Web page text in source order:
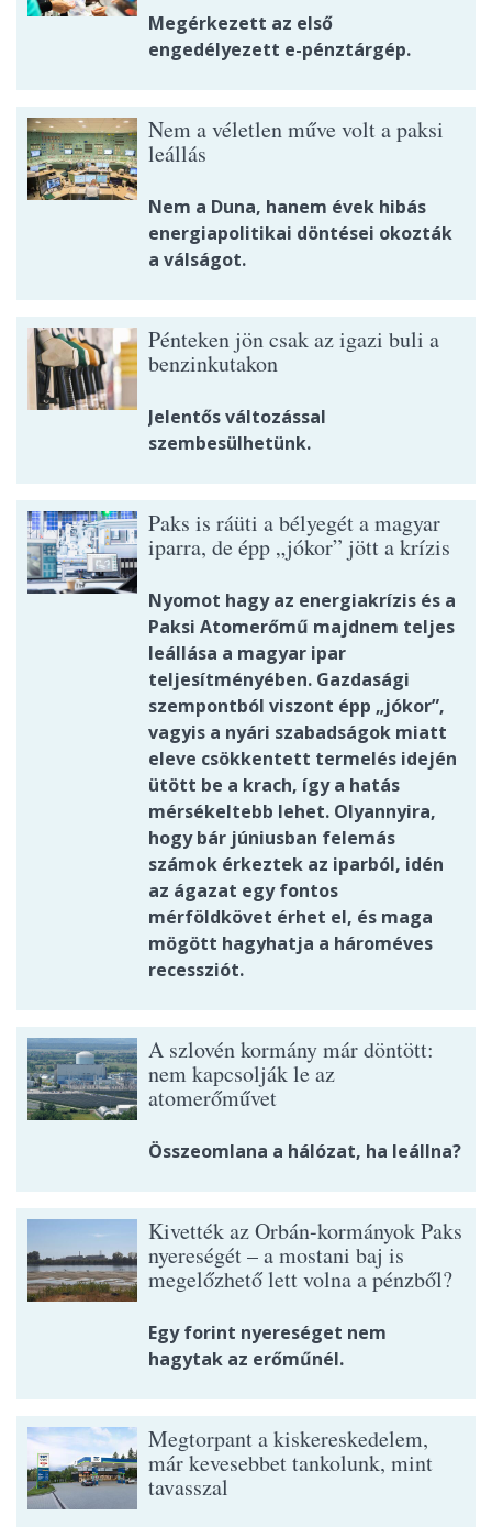
Megérkezett az első
engedélyezett e-pénztárgép.
Nem a véletlen műve volt a paksi
leállás
Nem a Duna, hanem évek hibás
energiapolitikai döntései okozták
a válságot.
Pénteken jön csak az igazi buli a
benzinkutakon
Jelentős változással
szembesülhetünk.
Paks is ráüti a bélyegét a magyar
iparra, de épp „jókor” jött a krízis
Nyomot hagy az energiakrízis és a
Paksi Atomerőmű majdnem teljes
leállása a magyar ipar
teljesítményében. Gazdasági
szempontból viszont épp „jókor”,
vagyis a nyári szabadságok miatt
eleve csökkentett termelés idején
ütött be a krach, így a hatás
mérsékeltebb lehet. Olyannyira,
hogy bár júniusban felemás
számok érkeztek az iparból, idén
az ágazat egy fontos
mérföldkövet érhet el, és maga
mögött hagyhatja a hároméves
recessziót.
A szlovén kormány már döntött:
nem kapcsolják le az
atomerőművet
Összeomlana a hálózat, ha leállna?
Kivették az Orbán-kormányok Paks
nyereségét – a mostani baj is
megelőzhető lett volna a pénzből?
Egy forint nyereséget nem
hagytak az erőműnél.
Megtorpant a kiskereskedelem,
már kevesebbet tankolunk, mint
tavasszal